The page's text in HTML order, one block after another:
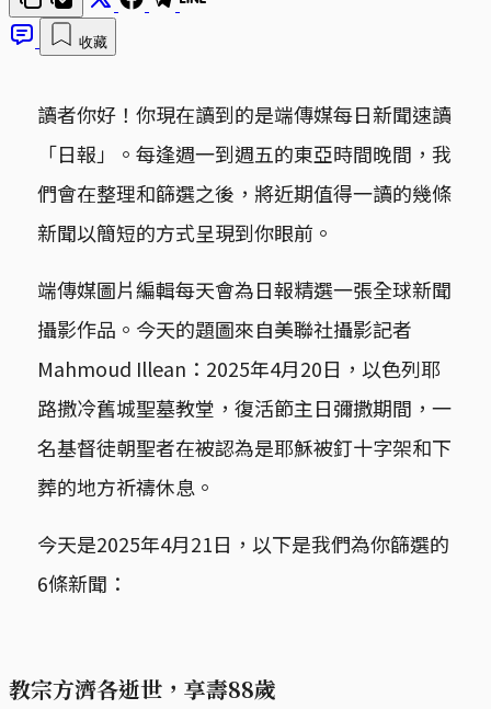
收藏
讀者你好！你現在讀到的是端傳媒每日新聞速讀
「日報」。每逢週一到週五的東亞時間晚間，我
們會在整理和篩選之後，將近期值得一讀的幾條
新聞以簡短的方式呈現到你眼前。
端傳媒圖片編輯每天會為日報精選一張全球新聞
攝影作品。今天的題圖來自美聯社攝影記者
Mahmoud Illean：2025年4月20日，以色列耶
路撒冷舊城聖墓教堂，復活節主日彌撒期間，一
名基督徒朝聖者在被認為是耶穌被釘十字架和下
葬的地方祈禱休息。
今天是2025年4月21日，以下是我們為你篩選的
6條新聞：
教宗方濟各逝世，享壽88歲